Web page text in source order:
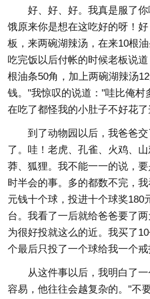
好、好、好。我真是服了
饿原来你是想在这吃好的呀！
板，来两碗湖辣汤，在来10根
吃完饭以后付帐的时候老板说
根油条50角，加上两碗湖辣汤
钱。"我惊叹的说道："哇比俺村
在吃了都怪我的小肚子不好花
到了动物园以后，我爸爸
了。哇！老虎、孔雀、火鸡、
莽、狐狸。我不能一一的说，
时半会的事。多的都数不完，
元钱十个球，投进十个球奖180
台。我看了一后就给爸爸要了
为很好投就这么的近。我买了
个最后只投了一个球给我一个戒
从这件事以后，我明白了
容易，他往往会越复杂的。"不